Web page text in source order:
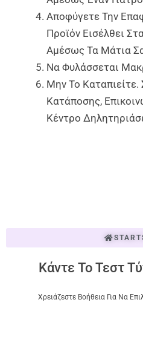
Αποφύγετε Την
Προϊόν Εισέλθει
Αμέσως Τα Μάτια
Να Φυλάσσεται
Μην Το
Κατάποσης,
Κέντρο
Κάντε Το Τεστ
Χρειάζεστε Βοήθεια Για Να